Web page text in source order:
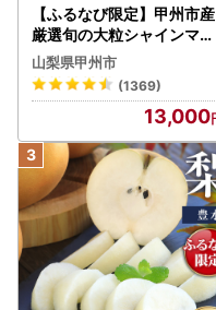
【ふるなび限定】甲州市産
厳選旬の大粒シャインマス
カット 約1.3kg 2～3房【2
026年発送】（MG）B12-
472 FN-Limited-VO シャ
インマスカット フルーツ
山梨県甲州市
(1369)
13,000